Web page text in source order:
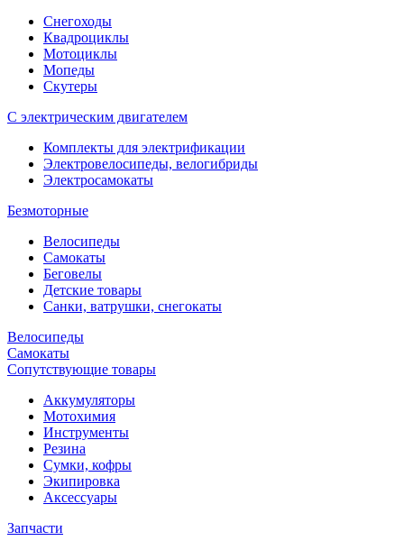
Снегоходы
Квадроциклы
Мотоциклы
Мопеды
Скутеры
С электрическим двигателем
Комплекты для электрификации
Электровелосипеды, велогибриды
Электросамокаты
Безмоторные
Велосипеды
Самокаты
Беговелы
Детские товары
Санки, ватрушки, снегокаты
Велосипеды
Самокаты
Сопутствующие товары
Аккумуляторы
Мотохимия
Инструменты
Резина
Сумки, кофры
Экипировка
Аксессуары
Запчасти